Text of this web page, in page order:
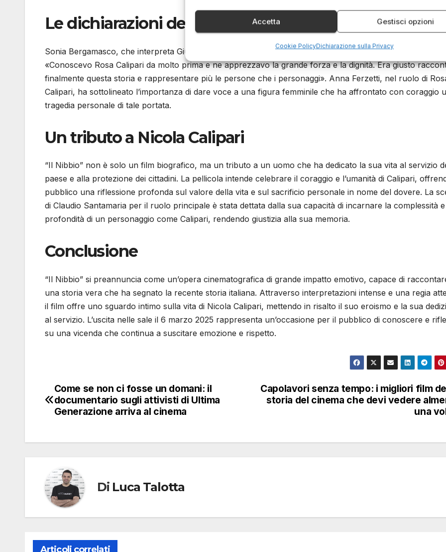
Accetta Gestisci opzioni
Cookie PolicyDichiarazione sulla Privacy
Le dichiarazioni del cast
Sonia Bergamasco, che interpreta Giuliana Sgrena, ha espresso la sua ammirazione per Rosa Calipari:
«Conoscevo Rosa Calipari da molto prima e ne apprezzavo la grande forza e la dignità. Era giusto
finalmente questa storia e rappresentare più le persone che i personaggi». Anna Ferzetti, nel ruolo di
Calipari, ha sottolineato l’importanza di dare voce a una figura femminile che ha affrontato con coraggio
tragedia personale di tale portata.
Un tributo a Nicola Calipari
“Il Nibbio” non è solo un film biografico, ma un tributo a un uomo che ha dedicato la sua vita al servizio
paese e alla protezione dei cittadini. La pellicola intende celebrare il coraggio e l’umanità di Calipari,
pubblico una riflessione profonda sul valore della vita e sul sacrificio personale in nome del dovere. La
di Claudio Santamaria per il ruolo principale è stata dettata dalla sua capacità di incarnare la complessità
profondità di un personaggio come Calipari, rendendo giustizia alla sua memoria.
Conclusione
“Il Nibbio” si preannuncia come un’opera cinematografica di grande impatto emotivo, capace di
una storia vera che ha segnato la recente storia italiana. Attraverso interpretazioni intense e una regia
il film offre uno sguardo intimo sulla vita di Nicola Calipari, mettendo in risalto il suo eroismo e la sua
al servizio. L’uscita nelle sale il 6 marzo 2025 rappresenta un’occasione per il pubblico di conoscere e
su una vicenda che continua a suscitare emozione e rispetto.
Navigazione
articoli
Capolavori senza tempo: i migliori film
storia del cinema che devi vedere
una
Come se non ci fosse un domani: il
documentario sugli attivisti di Ultima
Generazione arriva al cinema
Di Luca Talotta
Articoli correlati